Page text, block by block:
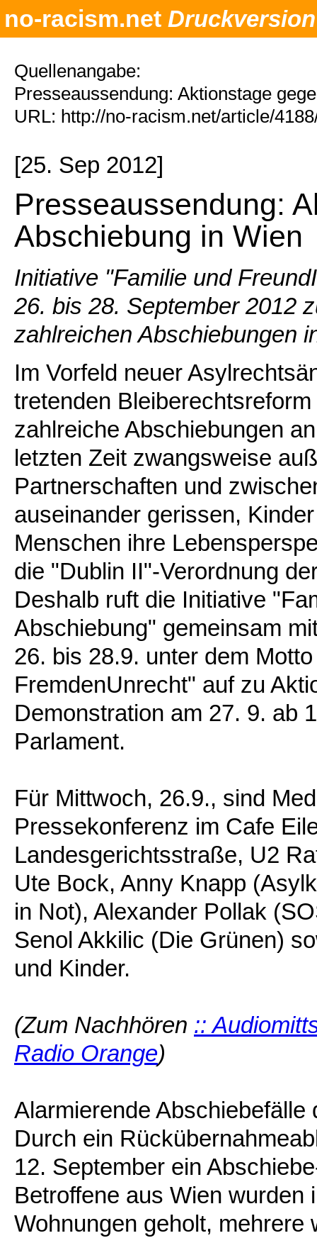
no-racism.net Druckversion
Quellenangabe:
Presseaussendung: Aktionstage
URL: http://no-racism.net/article/
[25. Sep 2012]
Presseaussendung:
Abschiebung in Wien
Initiative "Familie und
26. bis 28. September 2012
zahlreichen Abschiebungen
Im Vorfeld neuer
tretenden
zahlreiche Abschiebungen
letzten Zeit zwangsweise
Partnerschaften und
auseinander gerissen,
Menschen ihre
die "Dublin II"-Verordnung
Deshalb ruft die Initiative
Abschiebung" gemeinsam
26. bis 28.9. unter dem
FremdenUnrecht" auf zu
Demonstration am 27. 9. ab
Parlament.
Für Mittwoch, 26.9., sind
Pressekonferenz im Cafe
Landesgerichtsstraße, U2
Ute Bock, Anny Knapp
in Not), Alexander Pollak
Senol Akkilic (Die Grünen)
und Kinder.
(Zum Nachhören ::
Radio Orange)
Alarmierende
Durch ein
12. September ein
Betroffene aus Wien
Wohnungen geholt,